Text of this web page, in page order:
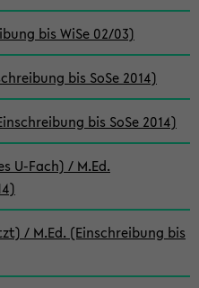
bis WiSe 02/03)
bis SoSe 2014)
bis SoSe 2014)
U-Fach) / M.Ed.
/ M.Ed. (Einschreibung bis